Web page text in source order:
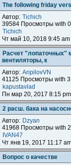
The following friday
Автор: Tichich
39584 Просмотры with
Tichich
Чт май 10, 2018 9:45 am
Расчет "лопаточных"
вентиляторы, к
Автор: AnpilovVN
41125 Просмотры with
kapustavlad
Пн мар 20, 2017 8:15 pm
2 расш. бака на
Автор: Dzyan
41968 Просмотры with
IVAN47
Чт янв 19, 2017 11:17
Вопрос о качестве